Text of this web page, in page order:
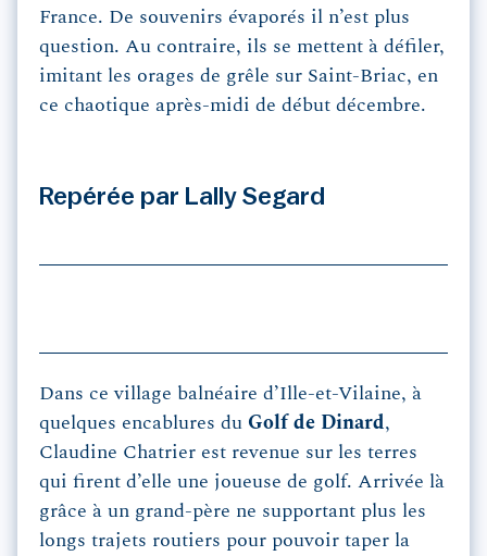
France. De souvenirs évaporés il n’est plus
question. Au contraire, ils se mettent à défiler,
imitant les orages de grêle sur Saint-Briac, en
ce chaotique après-midi de début décembre.
Repérée par Lally Segard
Dans ce village balnéaire d’Ille-et-Vilaine, à
quelques encablures du Golf de Dinard,
Claudine Chatrier est revenue sur les terres
qui firent d’elle une joueuse de golf. Arrivée là
grâce à un grand-père ne supportant plus les
longs trajets routiers pour pouvoir taper la